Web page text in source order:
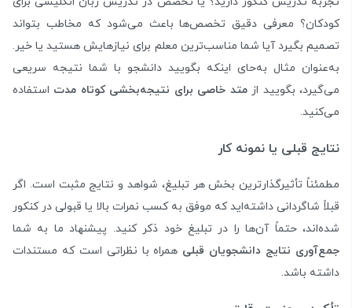
کودکان؟ معرفی دقیق تخصص‌ها باعث می‌شود که مخاطب بتواند
تصمیم بگیرد آیا شما مناسب‌ترین معلم برای نیازهایش هستید یا خیر.
به‌عنوان مثال به‌حای اینکه بگویید دانشجو با شما نتیجه سریعی
می‌گیرد، بگویید ازمتد خاصی برای نتیجه‌بخشی کوتاه مدت استفاده
می‌کنید.
نتایج قبلی یا نمونه کار
مطمئناً تأثیرگذارترین بخش هر تبلیغ، شواهد و نتایج مثبت است. اگر
قبلاً شاگردانی داشته‌اید که موفق به کسب نمرات بالا یا قبولی در کنکور
شده‌اند، حتماً آن‌ها را در تبلیغ خود ذکر کنید. پیشنهاد ما به شما
جمع‌آوری نتایج دانشجویان قبلی همراه با نظراتی است که مستندات
داشته باشد.